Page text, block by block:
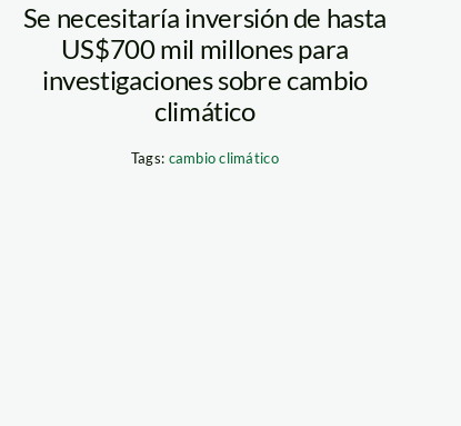
Se necesitaría inversión de hasta
US$700 mil millones para
investigaciones sobre cambio
climático
Tags: cambio climático